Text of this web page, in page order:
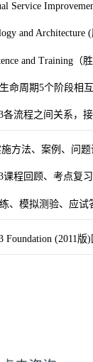
Service
and
and Training（
命周期5个阶段相
流程之间关系，
方法、案例、问题
程回顾、考点复习
、模拟测验、应试
Foundation (2011版